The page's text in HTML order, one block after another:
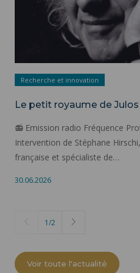
Recherche et innovation
Le petit royaume de
📻 Emission radio Fréquence
Intervention de Stéphane
française et spécialiste de…
30.06.2026
1/2
Voir toute l'actualité